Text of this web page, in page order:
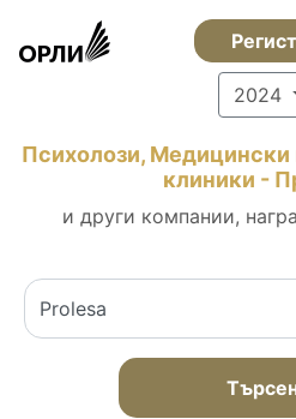
2024
Психолози, Медицински
клиники -
и други компании,